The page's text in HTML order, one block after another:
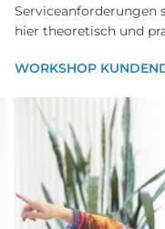
Serviceanforderungen
hier theoretisch und
WORKSHOP